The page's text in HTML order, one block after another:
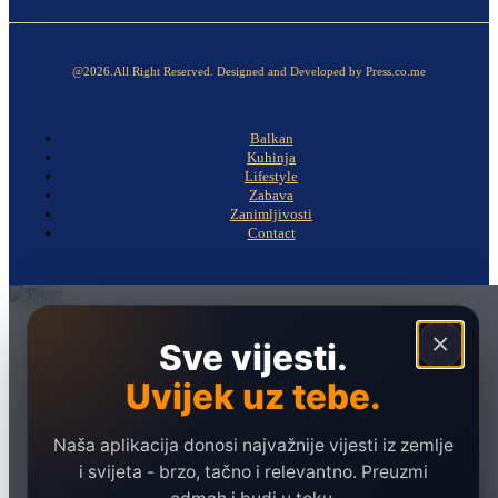
@2026.All Right Reserved. Designed and Developed by Press.co.me
Balkan
Kuhinja
Lifestyle
Zabava
Zanimljivosti
Contact
×
Sve vijesti.
Uvijek uz tebe.
Naša aplikacija donosi najvažnije vijesti iz zemlje
i svijeta - brzo, tačno i relevantno. Preuzmi
Ekonomija